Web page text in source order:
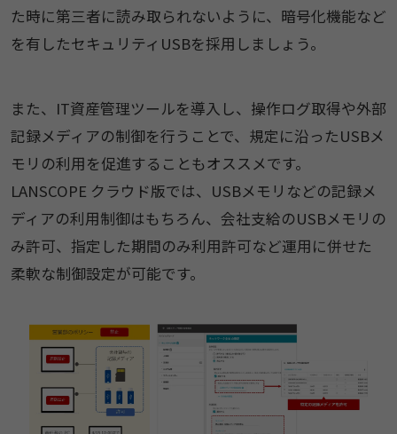
た時に第三者に読み取られないように、暗号化機能など
を有したセキュリティUSBを採用しましょう。
また、IT資産管理ツールを導入し、操作ログ取得や外部
記録メディアの制御を行うことで、規定に沿ったUSBメ
モリの利用を促進することもオススメです。
LANSCOPE クラウド版では、USBメモリなどの記録メ
ディアの利用制御はもちろん、会社支給のUSBメモリの
み許可、指定した期間のみ利用許可など運用に併せた
柔軟な制御設定が可能です。